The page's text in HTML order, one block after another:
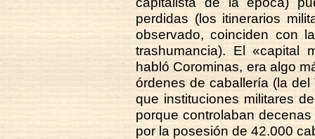
perdidas (los itinerarios
observado, coinciden con
trashumancia). El «capital
habló Corominas, era algo
órdenes de caballería (la
que instituciones militares
porque controlaban
por la posesión de 42.000